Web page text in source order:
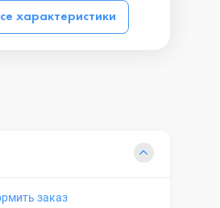
характеристики
заказ